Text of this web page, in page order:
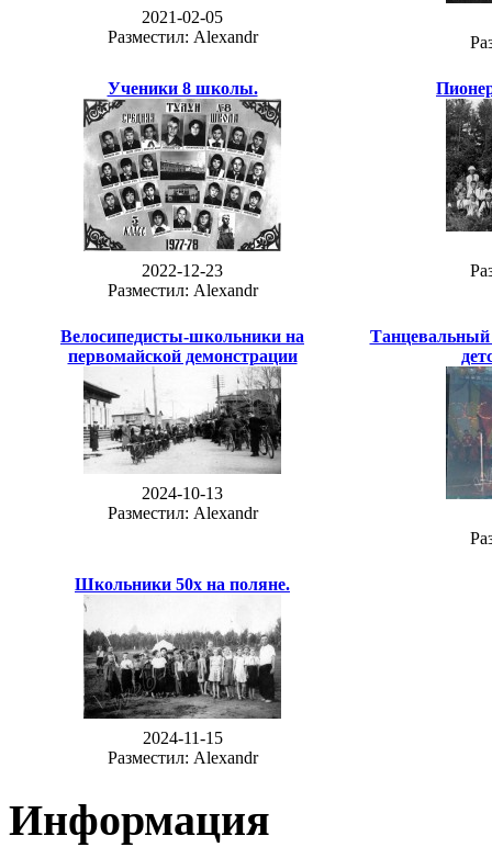
2021-02-05
Разместил: Alexandr
Ученики 8 школы.
2022-12-23
Разместил: Alexandr
Велосипедисты-школьники на
первомайской демонстрации
2024-10-13
Разместил: Alexandr
Танцевальный
Школьники 50х на поляне.
2024-11-15
Разместил: Alexandr
Информация